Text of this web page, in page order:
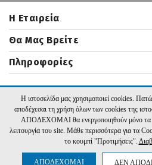
H Εταιρεία
Θα Μας Βρείτε
Πληροφορίες
2026 nikasbooks.gr |
Η ιστοσελίδα μας χρησιμοποιεί cookies.
αποδέχεσαι τη χρήση όλων των cookies της
ΑΠΟΔΕΧΟΜΑΙ θα ενεργοποιηθούν μόνο τα
λειτουργία του site. Μάθε περισσότερα για τα
το κουμπί "Προτιμήσεις".
ΑΠΟΔΕΧΟΜΑΙ ΔΕΝ